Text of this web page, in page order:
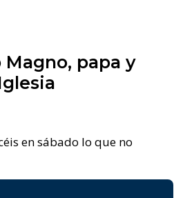
Magno, papa y
en sábado lo que no